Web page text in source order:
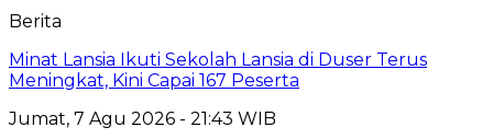
Berita
Minat Lansia Ikuti Sekolah Lansia di Duser Terus
Meningkat, Kini Capai 167 Peserta
Jumat, 7 Agu 2026 - 21:43 WIB